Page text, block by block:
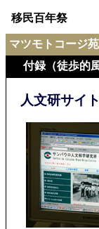
移民百年祭
マツモトコージ苑
付録（徒歩的
人文研サイ